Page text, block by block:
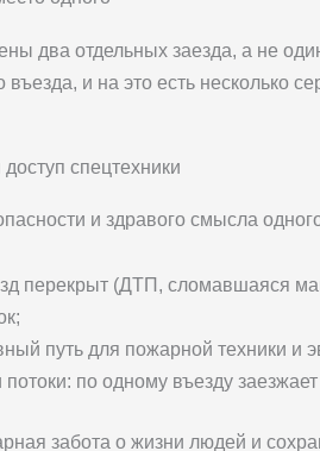
два отдельных заезда, а не
въезда, и на это есть несколько
спецтехники
и здравого смысла
перекрыт (ДТП, сломавшаяся
путь для пожарной техники и
по одному въезду
забота о жизни людей и